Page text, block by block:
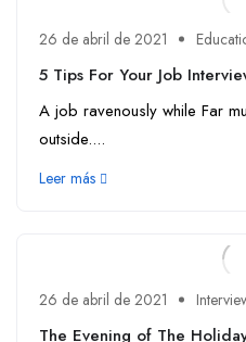
26 de abril de 2021
5 Tips For Your Job
A job ravenously while Far
outside....
Leer más
26 de abril de 2021
The Evening of The